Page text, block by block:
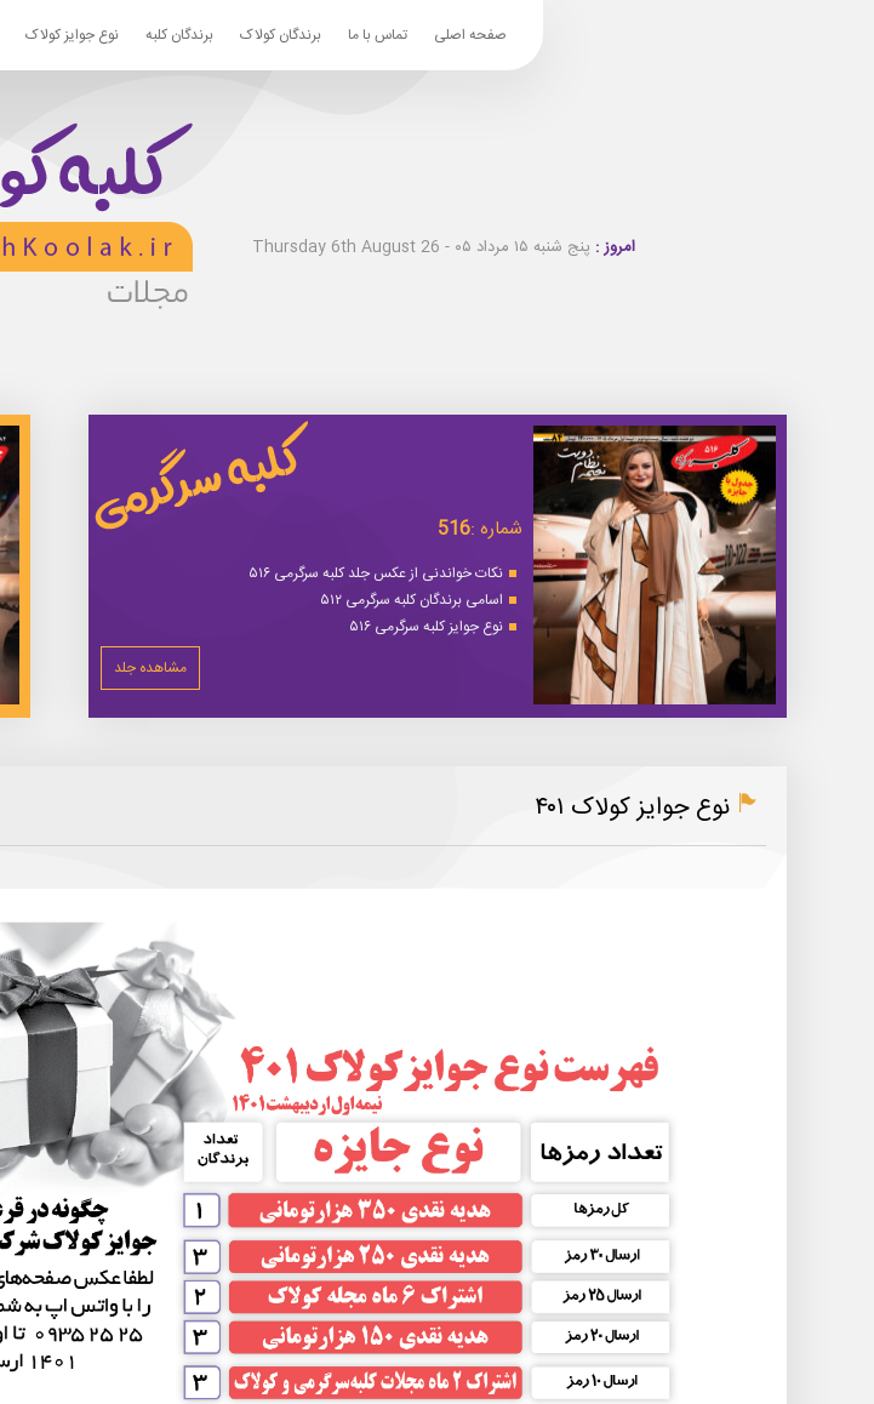
صفحه اصلی تماس با ما برندگان کولاک برندگان کلبه نوع جوایز کولاک
امروز : پنج شنبه ۱۵ مرداد ۰۵ - Thursday 6th August 26
شماره :516
نکات خواندنی از عکس جلد کلبه سرگرمی ۵۱۶
اسامی برندگان کلبه سرگرمی ۵۱۲
نوع جوایز کلبه سرگرمی ۵۱۶
مشاهده جلد
نوع جوایز کولاک ۴۰۱